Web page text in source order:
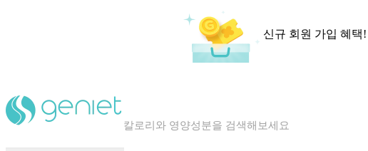
신규 회원 가입 혜택!
혈당 · 다이어트 음식 검색해보세요